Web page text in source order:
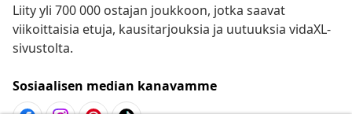
Liity yli 700 000 ostajan joukkoon, jotka saavat
viikoittaisia etuja, kausitarjouksia ja uutuuksia vidaXL-
sivustolta.
Sosiaalisen median kanavamme